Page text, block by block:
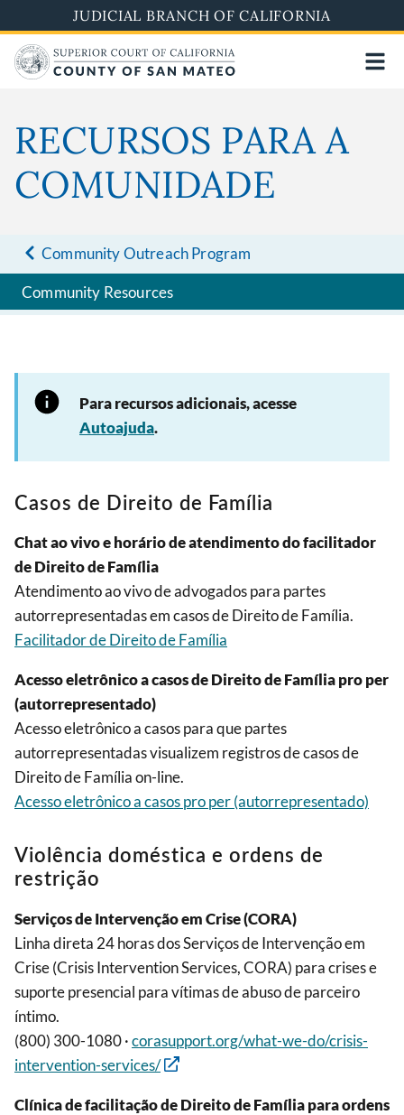
to
main
content
JUDICIAL BRANCH OF CALIFORNIA
RECURSOS PARA A
COMUNIDADE
Community Outreach Program
Community Resources
Para recursos adicionais, acesse
Autoajuda.
Casos de Direito de Família
Chat ao vivo e horário de atendimento do facilitador
de Direito de Família
Atendimento ao vivo de advogados para partes
autorrepresentadas em casos de Direito de Família.
Facilitador de Direito de Família
Acesso eletrônico a casos de Direito de Família pro per
(autorrepresentado)
Acesso eletrônico a casos para que partes
autorrepresentadas visualizem registros de casos de
Direito de Família on-line.
Acesso eletrônico a casos pro per (autorrepresentado)
Violência doméstica e ordens de
restrição
Serviços de Intervenção em Crise (CORA)
Linha direta 24 horas dos Serviços de Intervenção em
Crise (Crisis Intervention Services, CORA) para crises e
suporte presencial para vítimas de abuso de parceiro
íntimo.
(800) 300-1080 ·corasupport.org/what-we-do/crisis-
intervention-services/
Clínica de facilitação de Direito de Família para ordens